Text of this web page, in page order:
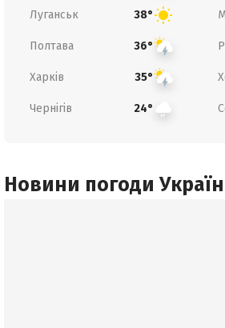
Луганськ 38°
Полтава 36°
Харків 35°
Чернігів 24°
Новини погоди